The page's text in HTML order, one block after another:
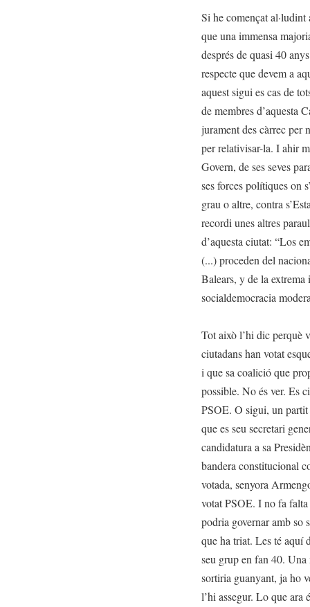
Si he començat al·ludint
que una immensa
després de quasi 40
respecte que devem a
aquest sigui es cas de
de membres d’aquesta
jurament des càrrec per
per relativisar-la. I ahir
Govern, de ses seves
ses forces polítiques on
grau o altre, contra
recordi unes altres
d’aquesta ciutat: “Los
(...) proceden del
Balears, y de la extrema
socialdemocracia
Tot això l’hi dic perquè
ciutadans han votat
i que sa coalició que
possible. No és ver. Es
PSOE. O sigui, un partit
que es seu secretari
candidatura a sa
bandera constitucional
votada, senyora
votat PSOE. I no fa
podria governar amb so
que ha triat. Les té aquí
seu grup en fan 40.
sortiria guanyant, ja ho
l’hi assegur. Lo que ara